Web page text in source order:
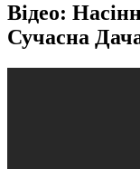
Відео:
Сучасна